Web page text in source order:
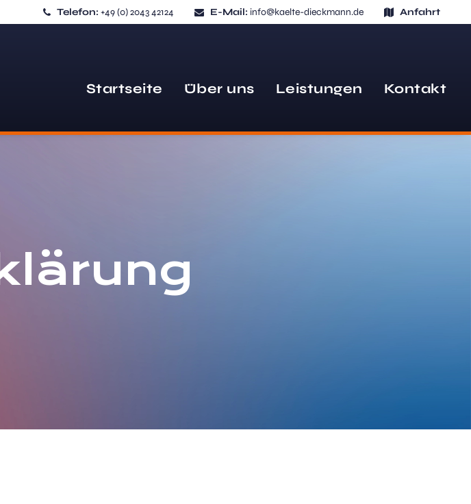
Telefon: +49 (0) 2043 42124 E-Mail: info@kaelte-dieckmann.de Anfahrt
Startseite Über uns Leistungen Kontakt